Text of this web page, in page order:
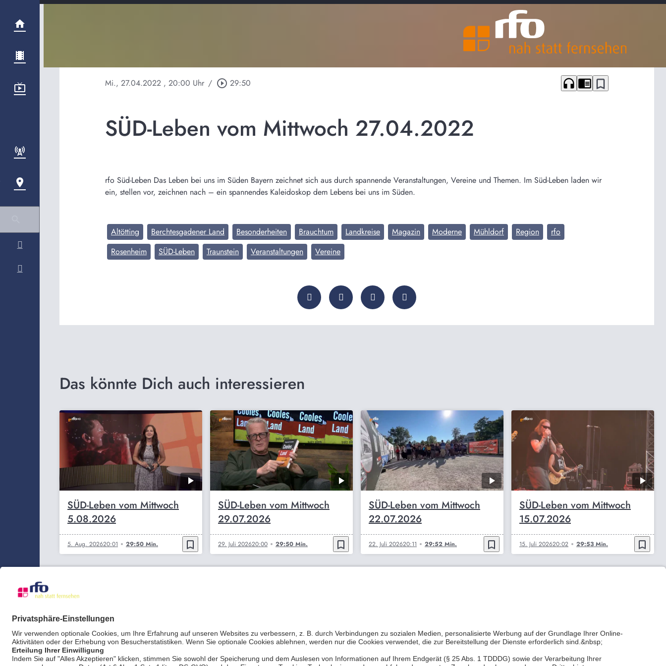
Mi., 27.04.2022 , 20:00 Uhr / play_circle_outline 29:50 headphones chrome_reader_mode bookmark_border
SÜD-Leben vom Mittwoch 27.04.2022
rfo Süd-Leben Das Leben bei uns im Süden Bayern zeichnet sich aus durch spannende Veranstaltungen, Vereine und Themen. Im Süd-Leben laden wir
ein, stellen vor, zeichnen nach – ein spannendes Kaleidoskop dem Lebens bei uns im Süden.
Altötting Berchtesgadener Land Besonderheiten Brauchtum Landkreise Magazin Moderne Mühldorf Region
rfo
Rosenheim
SÜD-Leben Traunstein Veranstaltungen Vereine
Das könnte Dich auch interessieren
SÜD-Leben vom Mittwoch
5.08.2026
5. Aug. 202620:01 29:50 Min. bookmark_border
SÜD-Leben vom Mittwoch
29.07.2026
29. Juli 202620:00 29:50 Min. bookmark_border
SÜD-Leben vom Mittwoch
22.07.2026
22. Juli 202620:11 29:52 Min. bookmark_border
SÜD-Leben vom Mittwoch
15.07.2026
15. Juli 202620:02 29:53 Min. bookmark_border